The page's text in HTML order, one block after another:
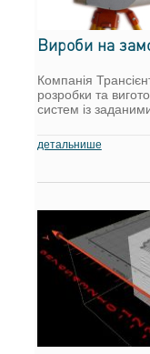
Вироби на
Компанія
розробки та
систем із
детальнише